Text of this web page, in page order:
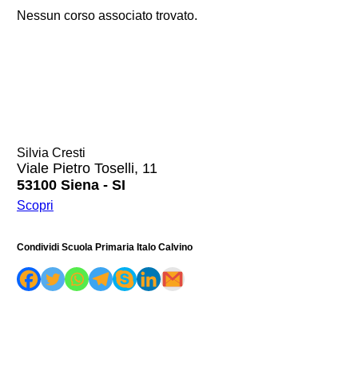
Nessun corso associato trovato.
Silvia Cresti
Viale Pietro Toselli, 11
53100 Siena - SI
Scopri
Condividi Scuola Primaria Italo Calvino